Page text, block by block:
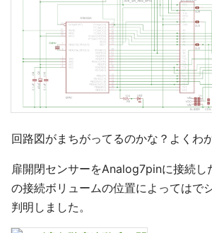
回路図がまちがってるのかな？よくわ
扉開閉センサーをAnalog7pinに接続し
の接続ボリュームの位置によってはで
判明しました。